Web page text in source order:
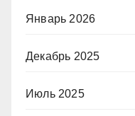
Январь 2026
Декабрь 2025
Июль 2025